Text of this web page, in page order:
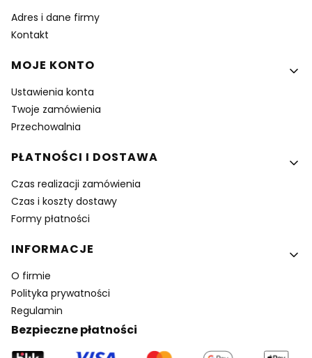
Adres i dane firmy
Kontakt
MOJE KONTO
Ustawienia konta
Twoje zamówienia
Przechowalnia
PŁATNOŚCI I DOSTAWA
Czas realizacji zamówienia
Czas i koszty dostawy
Formy płatności
INFORMACJE
O firmie
Polityka prywatności
Regulamin
Bezpieczne płatności